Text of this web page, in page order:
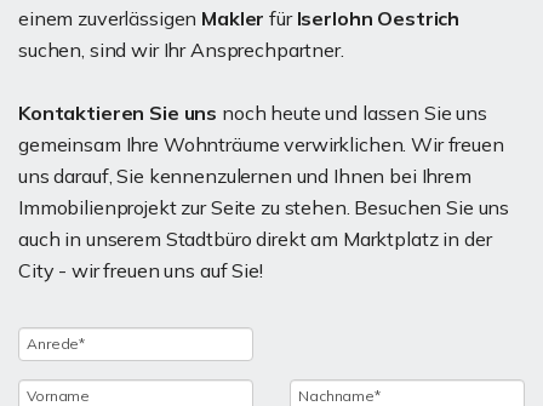
einem zuverlässigen Maklerfür Iserlohn Oestrich
suchen, sind wir Ihr Ansprechpartner.
Kontaktieren Sie uns noch heute und lassen Sie uns
gemeinsam Ihre Wohnträume verwirklichen. Wir freuen
uns darauf, Sie kennenzulernen und Ihnen bei Ihrem
Immobilienprojekt zur Seite zu stehen. Besuchen Sie uns
auch in unserem Stadtbüro direkt am Marktplatz in der
City - wir freuen uns auf Sie!